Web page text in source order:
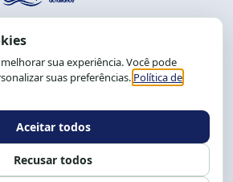
R. da Graça, 150. Graça
CEP: 40.150-055
Salvador-BA, Brasil.
5457, Cel.: (71) 9 9239-2104 ou 2105
8h às 12h e 13 às 17h.
redes Fale conosco